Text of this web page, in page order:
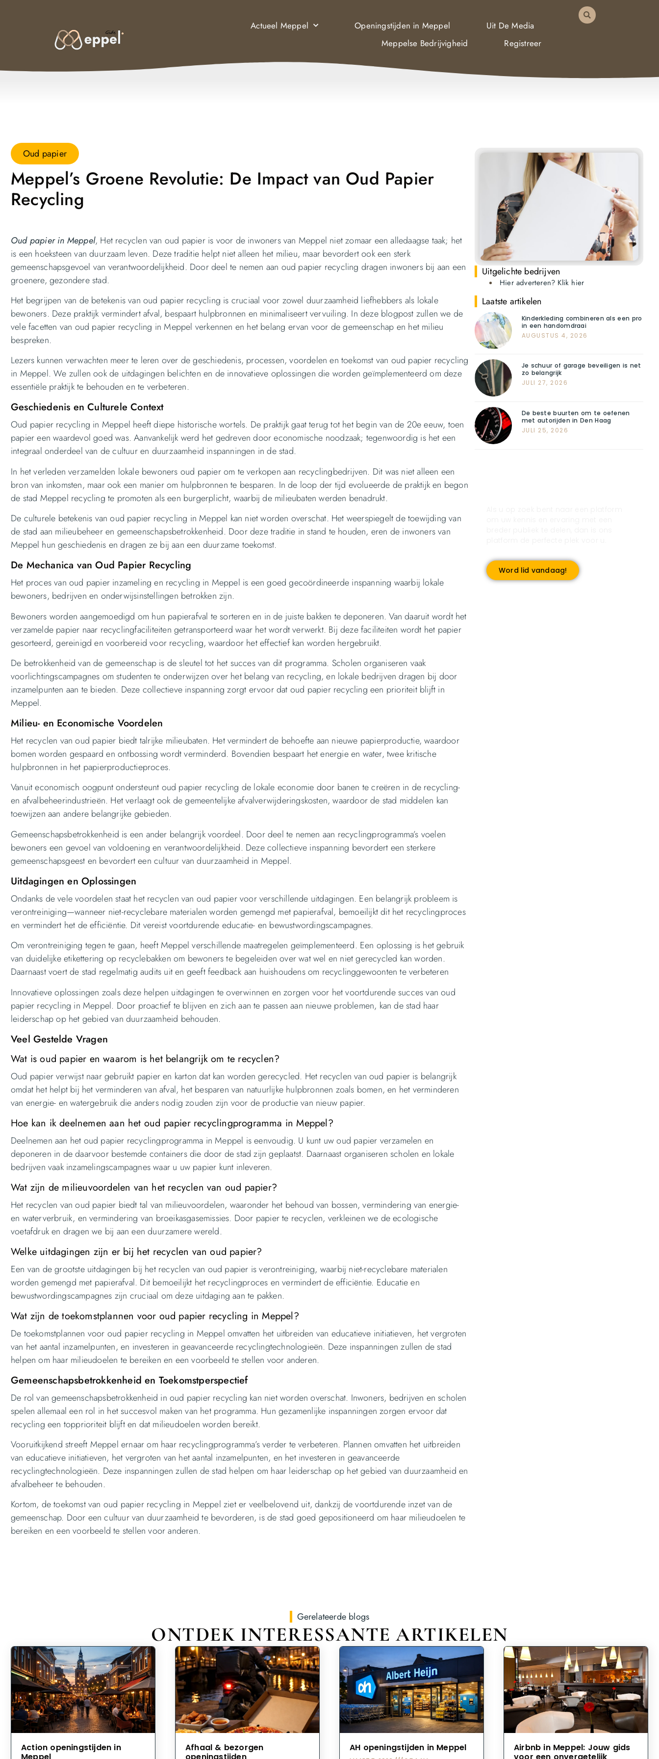
Actueel Meppel Openingstijden in Meppel
Uit De Media
Meppelse Bedrijvigheid
Registreer
Oud papier
Meppel’s Groene Revolutie: De Impact van Oud Papier
Recycling
Oud papier in Meppel, Het recyclen van oud papier is voor de inwoners van Meppel niet zomaar een alledaagse taak; het
is een hoeksteen van duurzaam leven. Deze traditie helpt niet alleen het milieu, maar bevordert ook een sterk
gemeenschapsgevoel van verantwoordelijkheid. Door deel te nemen aan oud papier recycling dragen inwoners bij aan een
groenere, gezondere stad.
Het begrijpen van de betekenis van oud papier recycling is cruciaal voor zowel duurzaamheid liefhebbers als lokale
bewoners. Deze praktijk vermindert afval, bespaart hulpbronnen en minimaliseert vervuiling. In deze blogpost zullen we de
vele facetten van oud papier recycling in Meppel verkennen en het belang ervan voor de gemeenschap en het milieu
bespreken.
Lezers kunnen verwachten meer te leren over de geschiedenis, processen, voordelen en toekomst van oud papier recycling
in Meppel. We zullen ook de uitdagingen belichten en de innovatieve oplossingen die worden geïmplementeerd om deze
essentiële praktijk te behouden en te verbeteren.
Geschiedenis en Culturele Context
Oud papier recycling in Meppel heeft diepe historische wortels. De praktijk gaat terug tot het begin van de 20e eeuw, toen
papier een waardevol goed was. Aanvankelijk werd het gedreven door economische noodzaak; tegenwoordig is het een
integraal onderdeel van de cultuur en duurzaamheid inspanningen in de stad.
In het verleden verzamelden lokale bewoners oud papier om te verkopen aan recyclingbedrijven. Dit was niet alleen een
bron van inkomsten, maar ook een manier om hulpbronnen te besparen. In de loop der tijd evolueerde de praktijk en begon
de stad Meppel recycling te promoten als een burgerplicht, waarbij de milieubaten werden benadrukt.
De culturele betekenis van oud papier recycling in Meppel kan niet worden overschat. Het weerspiegelt de toewijding van
de stad aan milieubeheer en gemeenschapsbetrokkenheid. Door deze traditie in stand te houden, eren de inwoners van
Meppel hun geschiedenis en dragen ze bij aan een duurzame toekomst.
De Mechanica van Oud Papier Recycling
Het proces van oud papier inzameling en recycling in Meppel is een goed gecoördineerde inspanning waarbij lokale
bewoners, bedrijven en onderwijsinstellingen betrokken zijn.
Bewoners worden aangemoedigd om hun papierafval te sorteren en in de juiste bakken te deponeren. Van daaruit wordt het
verzamelde papier naar recyclingfaciliteiten getransporteerd waar het wordt verwerkt. Bij deze faciliteiten wordt het papier
gesorteerd, gereinigd en voorbereid voor recycling, waardoor het effectief kan worden hergebruikt.
De betrokkenheid van de gemeenschap is de sleutel tot het succes van dit programma. Scholen organiseren vaak
voorlichtingscampagnes om studenten te onderwijzen over het belang van recycling, en lokale bedrijven dragen bij door
inzamelpunten aan te bieden. Deze collectieve inspanning zorgt ervoor dat oud papier recycling een prioriteit blijft in
Meppel.
Milieu- en Economische Voordelen
Het recyclen van oud papier biedt talrijke milieubaten. Het vermindert de behoefte aan nieuwe papierproductie, waardoor
bomen worden gespaard en ontbossing wordt verminderd. Bovendien bespaart het energie en water, twee kritische
hulpbronnen in het papierproductieproces.
Vanuit economisch oogpunt ondersteunt oud papier recycling de lokale economie door banen te creëren in de recycling-
en afvalbeheerindustrieën. Het verlaagt ook de gemeentelijke afvalverwijderingskosten, waardoor de stad middelen kan
toewijzen aan andere belangrijke gebieden.
Gemeenschapsbetrokkenheid is een ander belangrijk voordeel. Door deel te nemen aan recyclingprogramma’s voelen
bewoners een gevoel van voldoening en verantwoordelijkheid. Deze collectieve inspanning bevordert een sterkere
gemeenschapsgeest en bevordert een cultuur van duurzaamheid in Meppel.
Uitdagingen en Oplossingen
Ondanks de vele voordelen staat het recyclen van oud papier voor verschillende uitdagingen. Een belangrijk probleem is
verontreiniging—wanneer niet-recyclebare materialen worden gemengd met papierafval, bemoeilijkt dit het recyclingproces
en vermindert het de efficiëntie. Dit vereist voortdurende educatie- en bewustwordingscampagnes.
Om verontreiniging tegen te gaan, heeft Meppel verschillende maatregelen geïmplementeerd. Een oplossing is het gebruik
van duidelijke etikettering op recyclebakken om bewoners te begeleiden over wat wel en niet gerecycled kan worden.
Daarnaast voert de stad regelmatig audits uit en geeft feedback aan huishoudens om recyclinggewoonten te verbeteren
Innovatieve oplossingen zoals deze helpen uitdagingen te overwinnen en zorgen voor het voortdurende succes van oud
papier recycling in Meppel. Door proactief te blijven en zich aan te passen aan nieuwe problemen, kan de stad haar
leiderschap op het gebied van duurzaamheid behouden.
Veel Gestelde Vragen
Wat is oud papier en waarom is het belangrijk om te recyclen?
Oud papier verwijst naar gebruikt papier en karton dat kan worden gerecycled. Het recyclen van oud papier is belangrijk
omdat het helpt bij het verminderen van afval, het besparen van natuurlijke hulpbronnen zoals bomen, en het verminderen
van energie- en watergebruik die anders nodig zouden zijn voor de productie van nieuw papier.
Hoe kan ik deelnemen aan het oud papier recyclingprogramma in Meppel?
Deelnemen aan het oud papier recyclingprogramma in Meppel is eenvoudig. U kunt uw oud papier verzamelen en
deponeren in de daarvoor bestemde containers die door de stad zijn geplaatst. Daarnaast organiseren scholen en lokale
bedrijven vaak inzamelingscampagnes waar u uw papier kunt inleveren.
Wat zijn de milieuvoordelen van het recyclen van oud papier?
Het recyclen van oud papier biedt tal van milieuvoordelen, waaronder het behoud van bossen, vermindering van energie-
en waterverbruik, en vermindering van broeikasgasemissies. Door papier te recyclen, verkleinen we de ecologische
voetafdruk en dragen we bij aan een duurzamere wereld.
Welke uitdagingen zijn er bij het recyclen van oud papier?
Een van de grootste uitdagingen bij het recyclen van oud papier is verontreiniging, waarbij niet-recyclebare materialen
worden gemengd met papierafval. Dit bemoeilijkt het recyclingproces en vermindert de efficiëntie. Educatie en
bewustwordingscampagnes zijn cruciaal om deze uitdaging aan te pakken.
Wat zijn de toekomstplannen voor oud papier recycling in Meppel?
De toekomstplannen voor oud papier recycling in Meppel omvatten het uitbreiden van educatieve initiatieven, het vergroten
van het aantal inzamelpunten, en investeren in geavanceerde recyclingtechnologieën. Deze inspanningen zullen de stad
helpen om haar milieudoelen te bereiken en een voorbeeld te stellen voor anderen.
Gemeenschapsbetrokkenheid en Toekomstperspectief
De rol van gemeenschapsbetrokkenheid in oud papier recycling kan niet worden overschat. Inwoners, bedrijven en scholen
spelen allemaal een rol in het succesvol maken van het programma. Hun gezamenlijke inspanningen zorgen ervoor dat
recycling een topprioriteit blijft en dat milieudoelen worden bereikt.
Vooruitkijkend streeft Meppel ernaar om haar recyclingprogramma’s verder te verbeteren. Plannen omvatten het uitbreiden
van educatieve initiatieven, het vergroten van het aantal inzamelpunten, en het investeren in geavanceerde
recyclingtechnologieën. Deze inspanningen zullen de stad helpen om haar leiderschap op het gebied van duurzaamheid en
afvalbeheer te behouden.
Kortom, de toekomst van oud papier recycling in Meppel ziet er veelbelovend uit, dankzij de voortdurende inzet van de
gemeenschap. Door een cultuur van duurzaamheid te bevorderen, is de stad goed gepositioneerd om haar milieudoelen te
bereiken en een voorbeeld te stellen voor anderen.
Uitgelichte bedrijven
Hier adverteren? Klik hier
Laatste artikelen
Kinderkleding combineren als een pro
in een handomdraai
AUGUSTUS 4, 2026
Je schuur of garage beveiligen is net
zo belangrijk
JULI 27, 2026
De beste buurten om te oefenen
met autorijden in Den Haag
JULI 25, 2026
Word lid vandaag!
Gerelateerde blogs
ONTDEK INTERESSANTE ARTIKELEN
Action openingstijden in
Meppel
Afhaal & bezorgen
openingstijden
AH openingstijden in Meppel
Airbnb in Meppel: Jouw gids
voor een onvergetelijk